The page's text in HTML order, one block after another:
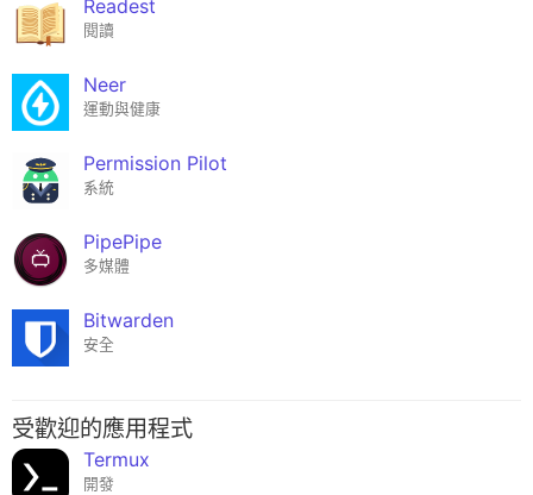
Readest
閱讀
Neer
運動與健康
Permission Pilot
系統
PipePipe
多媒體
Bitwarden
安全
受歡迎的應用程式
Termux
開發